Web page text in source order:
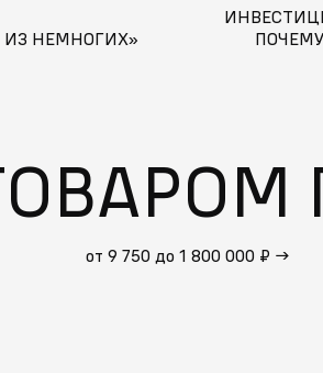
НЕМНОГИХ»
ПОЧЕМУ
от 9 750 до 1 800 000 ₽ →